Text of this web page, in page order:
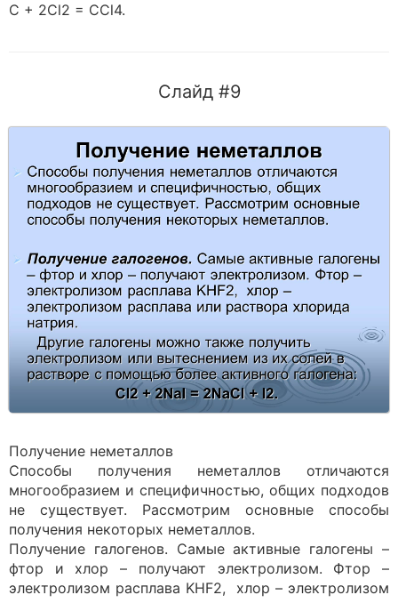
C + 2Cl2 = CCl4.
Слайд #9
Получение неметаллов
Способы получения неметаллов отличаются
многообразием и специфичностью, общих подходов
не существует. Рассмотрим основные способы
получения некоторых неметаллов.
Получение галогенов. Самые активные галогены –
фтор и хлор – получают электролизом. Фтор –
электролизом расплава KHF2, хлор – электролизом